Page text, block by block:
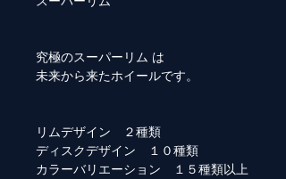
究極のスーパーリム は
未来から来たホイールです。
リムデザイン ２種類
ディスクデザイン １０種類
カラーバリエーション １５種類以上